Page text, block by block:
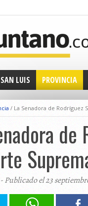
SAN LUIS PROVINCIA
/ La Senadora de Rodríguez
Publicado el 23